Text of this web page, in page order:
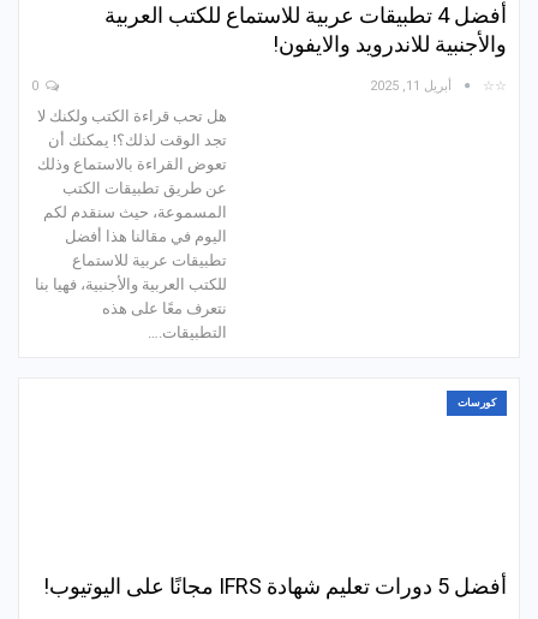
أفضل 4 تطبيقات عربية للاستماع للكتب العربية
والأجنبية للاندرويد والايفون!
☆☆ أبريل 11, 2025
هل تحب قراءة الكتب ولكنك لا
تجد الوقت لذلك؟! يمكنك أن
تعوض القراءة بالاستماع وذلك
عن طريق تطبيقات الكتب
المسموعة، حيث سنقدم لكم
اليوم في مقالنا هذا أفضل
تطبيقات عربية للاستماع
للكتب العربية والأجنبية، فهيا بنا
نتعرف معًا على هذه
التطبيقات.…
كورسات
أفضل 5 دورات تعليم شهادة IFRS مجانًا على اليوتيوب!